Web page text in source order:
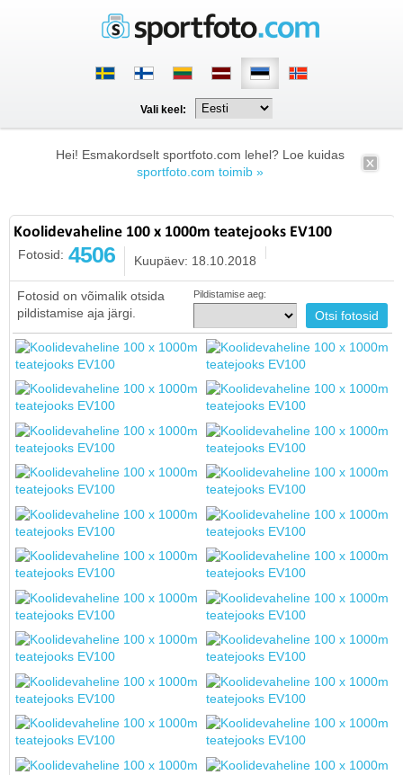
Vali keel:
Hei! Esmakordselt sportfoto.com lehel? Loe kuidas
sportfoto.com toimib »
Koolidevaheline 100 x 1000m teatejooks EV100
Fotosid: 4506 Kuupäev: 18.10.2018
Fotosid on võimalik otsida
pildistamise aja järgi.
Pildistamise aeg: